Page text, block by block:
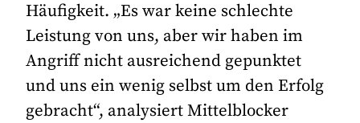
Häufigkeit. „Es war keine schlechte
Leistung von uns, aber wir haben im
Angriff nicht ausreichend gepunktet
und uns ein wenig selbst um den Erfolg
gebracht“, analysiert Mittelblocker